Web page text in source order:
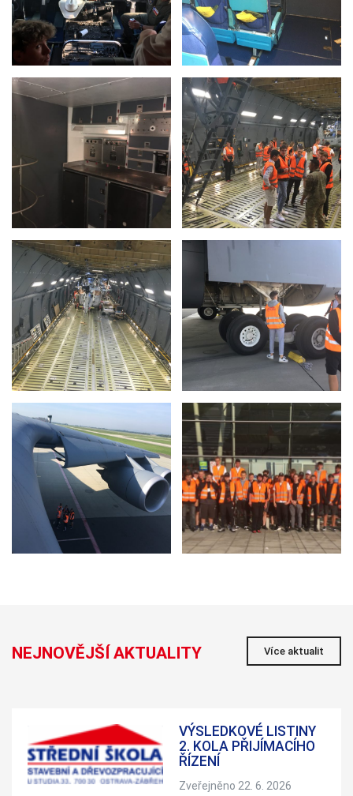
NEJNOVĚJŠÍ AKTUALITY Více aktualit
VÝSLEDKOVÉ LISTINY
2. KOLA PŘIJÍMACÍHO
ŘÍZENÍ
Zveřejněno 22. 6. 2026
Marketing
Sdílením svých
zájmů a chování
při návštěvě
našich stránek
zobrazení
personalizovaného
obsahu a nabídek.